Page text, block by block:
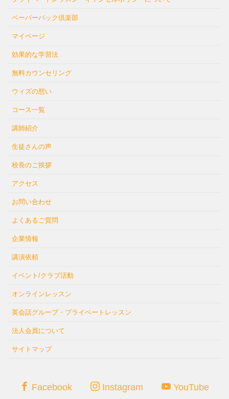
ペーパーバック倶楽部
マイページ
効果的な学習法
無料カウンセリング
ウィズの想い
コース一覧
講師紹介
生徒さんの声
校長のご挨拶
アクセス
お問い合わせ
よくあるご質問
企業情報
講演依頼
イベント/クラブ活動
オンラインレッスン
英会話グループ・プライベートレッスン
法人会員について
サイトマップ
Facebook Instagram YouTube